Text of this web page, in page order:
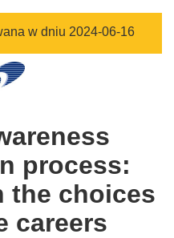
w dniu 2024-06-16
process:
the choices
careers